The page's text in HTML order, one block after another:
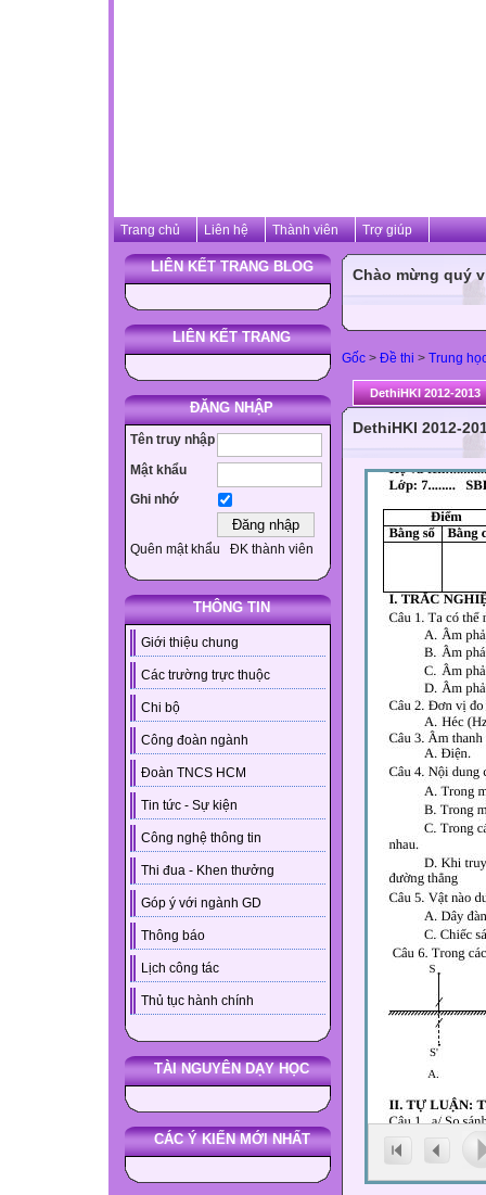
Trang chủ Liên hệ Thành viên Trợ giúp
LIÊN KẾT TRANG BLOG
LIÊN KẾT TRANG
ĐĂNG NHẬP
Tên truy nhập
Mật khẩu
Ghi nhớ
Quên mật khẩu ĐK thành viên
THÔNG TIN
Giới thiệu chung
Các trường trực thuộc
Chi bộ
Công đoàn ngành
Đoàn TNCS HCM
Tin tức - Sự kiện
Công nghệ thông tin
Thi đua - Khen thưởng
Góp ý với ngành GD
Thông báo
Lịch công tác
Thủ tục hành chính
TÀI NGUYÊN DẠY HỌC
CÁC Ý KIẾN MỚI NHẤT
Chào mừng quý
Gốc > Đề thi > Trung
DethiHKI 2012-2013
DethiHKI 2012-